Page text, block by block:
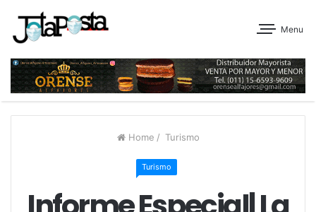
Menu
Home / Turismo
Turismo